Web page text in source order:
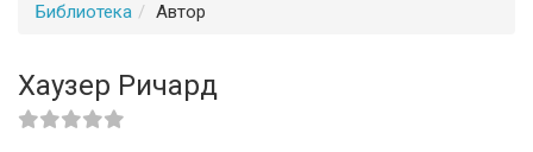
Библиотека Автор
Хаузер Ричард